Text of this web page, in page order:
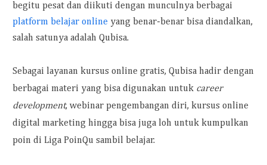
begitu pesat dan diikuti dengan munculnya berbagai
platform belajar online yang benar-benar bisa diandalkan,
salah satunya adalah Qubisa.
Sebagai layanan kursus online gratis, Qubisa hadir dengan
berbagai materi yang bisa digunakan untuk career
development, webinar pengembangan diri, kursus online
digital marketing hingga bisa juga loh untuk kumpulkan
poin di Liga PoinQu sambil belajar.